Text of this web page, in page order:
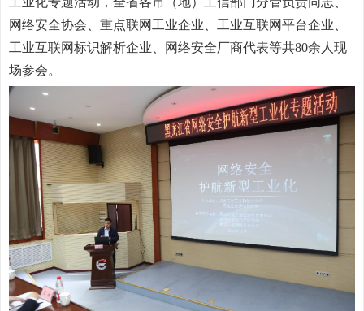
网络安全协会、重点联网工业企业、工业互联网平台企业、
工业互联网标识解析企业、网络安全厂商代表等共80余人现
场参会。